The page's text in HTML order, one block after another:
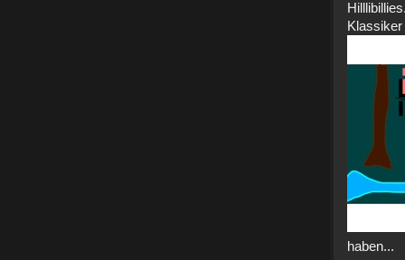
haben...